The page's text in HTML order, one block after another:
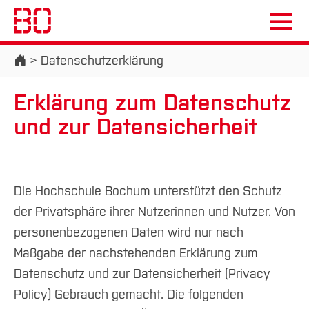
Studium
Studienangebote
Bachelorstudiengänge
Masterstudiengänge
Schwerpunkte
Vor dem Studium
Bewerben & Einschreiben
Bewerbungsportal
Im Studium
Studienbüros und Prüfungen
Nach dem Studium
Forschung & Transfer
Profil
Forschungs- und Transferprofil
Schwerpunkte (FuT)
Beratung & Förderung
Nachhaltigkeit
Nachhaltigkeit studieren
International
Startseite
Datenschutzerklärung
Erklärung zum Datenschutz
und zur Datensicherheit
Die Hochschule Bochum unterstützt den Schutz
der Privatsphäre ihrer Nutzerinnen und Nutzer. Von
personenbezogenen Daten wird nur nach
Maßgabe der nachstehenden Erklärung zum
Datenschutz und zur Datensicherheit (Privacy
Policy) Gebrauch gemacht. Die folgenden